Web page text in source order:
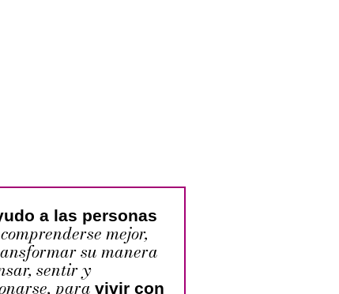
a las personas
mejor,
su manera
sentir y
para vivir con